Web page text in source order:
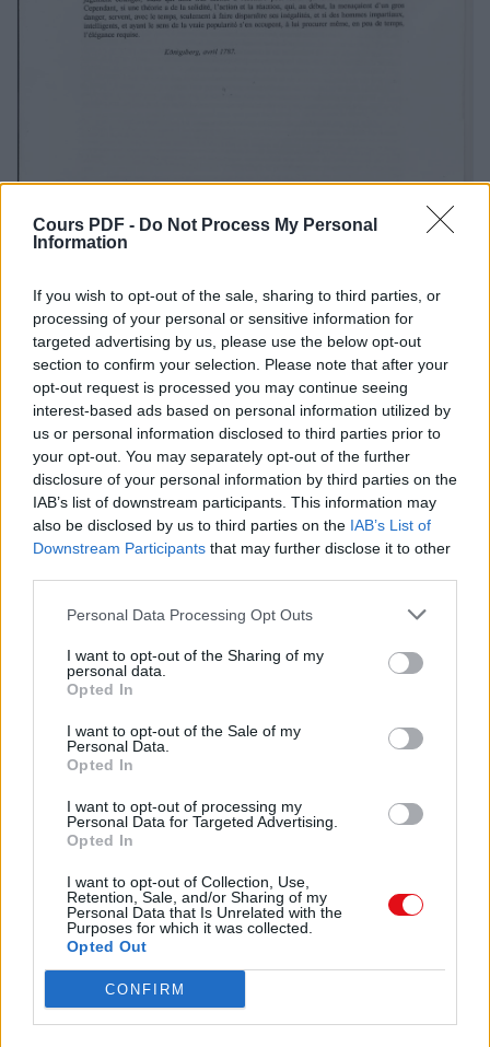
Cours PDF - Do Not Process My Personal
Information
If you wish to opt-out of the sale, sharing to third parties, or
processing of your personal or sensitive information for
targeted advertising by us, please use the below opt-out
section to confirm your selection. Please note that after your
opt-out request is processed you may continue seeing
interest-based ads based on personal information utilized by
us or personal information disclosed to third parties prior to
your opt-out. You may separately opt-out of the further
disclosure of your personal information by third parties on the
IAB’s list of downstream participants. This information may
also be disclosed by us to third parties on the IAB’s List of
Downstream Participants that may further disclose it to other
Personal Data Processing Opt Outs
I want to opt-out of the Sharing of my
personal data.
Opted In
I want to opt-out of the Sale of my
Personal Data.
Opted In
I want to opt-out of processing my
Personal Data for Targeted Advertising.
Opted In
I want to opt-out of Collection, Use,
Retention, Sale, and/or Sharing of my
Personal Data that Is Unrelated with the
Purposes for which it was collected.
Opted Out
CONFIRM
Télécharger le fichier (PDF)
Préface page 9.pdf (PDF, 3.5 Mo)
Télécharger
Formats alternatifs: ZIP
Partager le document
Faire un lien vers cette page
Lien permanent
Utilisez le lien permanent vers la page de téléchargement du
document pour partager votre document sur le Web et les
réseaux sociaux, ou directement avec un contact par e-mail ou
messagerie instantanée